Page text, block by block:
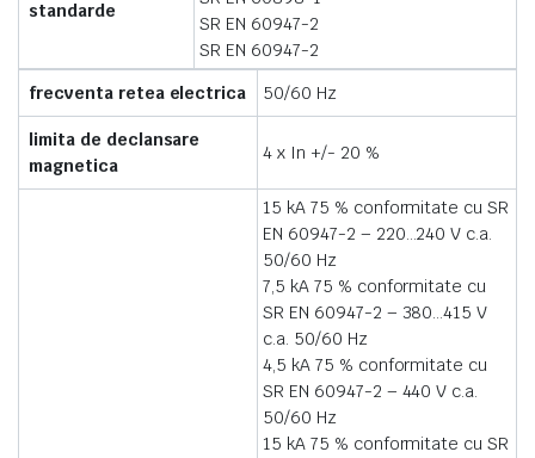
standarde
SR EN 60947-2
SR EN 60947-2
frecventa retea electrica
50/60 Hz
limita de declansare
magnetica
4 x In +/- 20 %
15 kA 75 % conformitate cu SR
EN 60947-2 – 220…240 V c.a.
50/60 Hz
7,5 kA 75 % conformitate cu
SR EN 60947-2 – 380…415 V
c.a. 50/60 Hz
4,5 kA 75 % conformitate cu
SR EN 60947-2 – 440 V c.a.
50/60 Hz
15 kA 75 % conformitate cu SR